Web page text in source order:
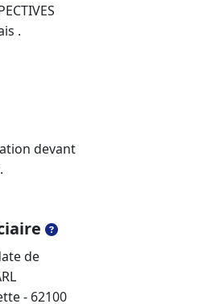
.
devant
de
- 62100